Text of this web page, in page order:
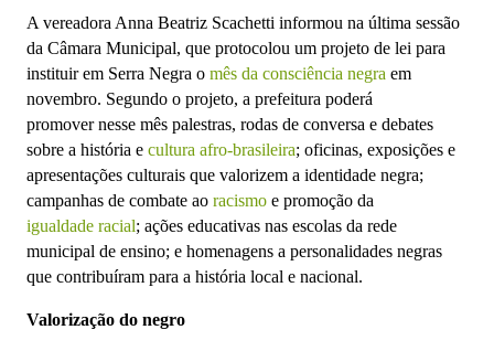
A vereadora Anna Beatriz Scachetti informou na última sessão
da Câmara Municipal, que protocolou um projeto de lei para
instituir em Serra Negra o mês da consciência negra em
novembro. Segundo o projeto, a prefeitura poderá
promovernesse mês palestras, rodas de conversa e debates
sobre a história e cultura afro-brasileira; oficinas, exposições e
apresentações culturais que valorizem a identidade negra;
campanhas de combate ao racismo e promoção da
igualdade racial; ações educativas nas escolas da rede
municipal de ensino; e homenagens a personalidades negras
que contribuíram para a história local e nacional.
Valorização do negro